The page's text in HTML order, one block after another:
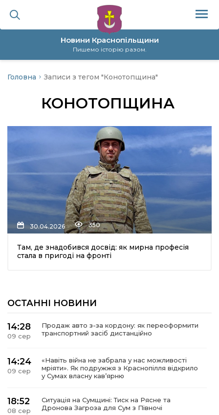
Новини Краснопільщини
Пишемо історію разом.
політика
Головна Записи з тегом "Конотопщина"
КОНОТОПЩИНА
30.04.2026 350
Там, де знадобився досвід: як мирна професія
стала в пригоді на фронті
ОСТАННІ НОВИНИ
14:28
09 сер
Продаж авто з-за кордону: як переоформити
транспортний засіб дистанційно
14:24
09 сер
«Навіть війна не забрала у нас можливості
мріяти». Як подружжя з Краснопілля відкрило
у Сумах власну кав’ярню
18:52
08 сер
Ситуація на Сумщині: Тиск на Рясне та
Дронова Загроза для Сум з Півночі